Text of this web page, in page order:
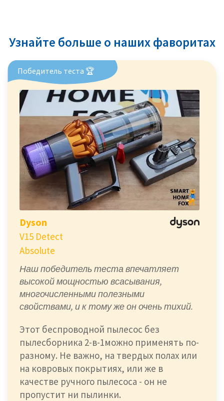
Узнайте больше о наших фаворитах
Победитель теста 🏆
Dyson
V15 Detect
Absolute
Наш победитель теста впечатляет
высокой мощностью всасывания,
многочисленными полезными
свойствами, и к тому же он очень тихий.
Этот беспроводной пылесос без
пылесборника 2-в-1можно применять по-
разному. Не важно, на твердых полах или
на ковровых покрытиях, или же в
качестве ручного пылесоса - он не
пропустит ни пылинки.